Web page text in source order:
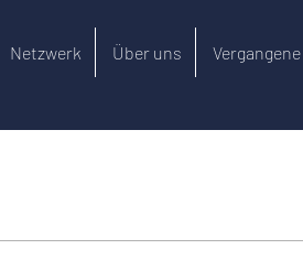
Netzwerk Über uns